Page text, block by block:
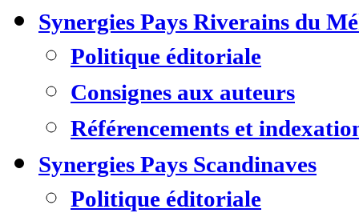
Synergies Pays Riverains du
Politique éditoriale
Consignes aux auteurs
Référencements et
Synergies Pays Scandinaves
Politique éditoriale